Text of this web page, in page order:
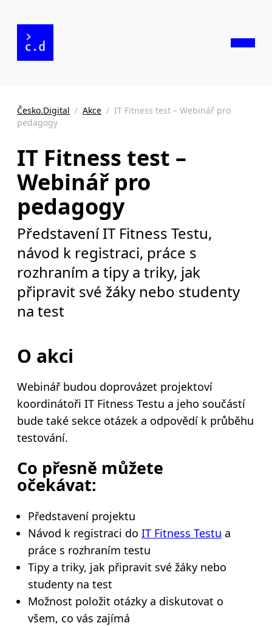
Česko.Digital / Akce / IT Fitness test – Webinář pro
pedagogy
IT Fitness test –
Webinář pro
pedagogy
Představení IT Fitness Testu,
návod k registraci, práce s
rozhraním a tipy a triky, jak
připravit své žáky nebo studenty
na test
O akci
Webinář budou doprovázet projektoví
koordinátoři IT Fitness Testu a jeho součástí
bude také sekce otázek a odpovědí k průběhu
testování.
Co přesně můžete
očekávat:
Představení projektu
Návod k registraci do IT Fitness Testu a
práce s rozhraním testu
Tipy a triky, jak připravit své žáky nebo
studenty na test
Možnost položit otázky a diskutovat o
všem, co vás zajímá